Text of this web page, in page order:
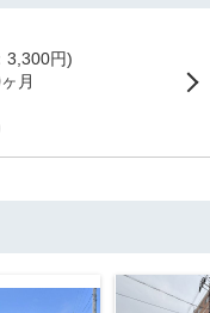
3,300円)
月